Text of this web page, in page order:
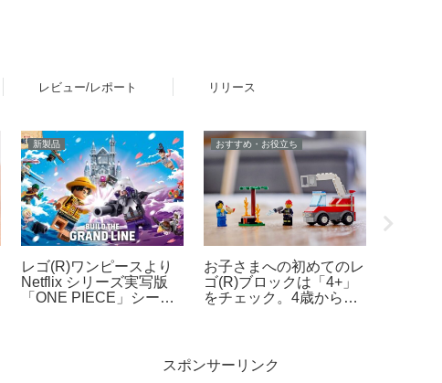
レビュー/レポート リリース
新製品
レゴ(R)ワンピースより
Netflix シリーズ実写版
「ONE PIECE」シーズ
おすすめ・お役立ち
お子さまへの初めてのレ
ゴ(R)ブロックは「4+」
をチェック。4歳からの
スポンサーリンク